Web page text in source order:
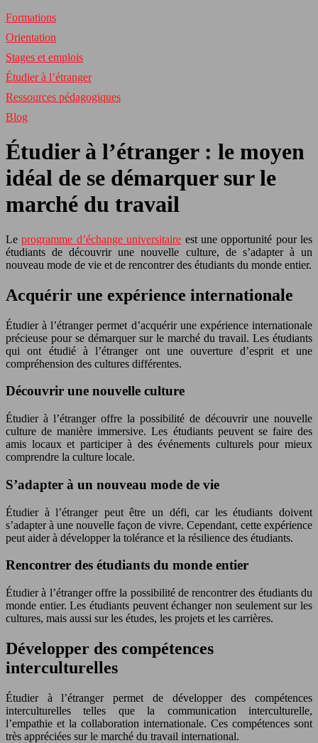
Formations
Orientation
Stages et emplois
Étudier à l’étranger
Ressources pédagogiques
Blog
Étudier à l’étranger : le moyen
idéal de se démarquer sur le
marché du travail
Leprogramme d’échange universitaire est une opportunité pour les
étudiants de découvrir une nouvelle culture, de s’adapter à un
nouveau mode de vie et de rencontrer des étudiants du monde entier.
Acquérir une expérience internationale
Étudier à l’étranger permet d’acquérir une expérience internationale
précieuse pour se démarquer sur le marché du travail. Les étudiants
qui ont étudié à l’étranger ont une ouverture d’esprit et une
compréhension des cultures différentes.
Découvrir une nouvelle culture
Étudier à l’étranger offre la possibilité de découvrir une nouvelle
culture de manière immersive. Les étudiants peuvent se faire des
amis locaux et participer à des événements culturels pour mieux
comprendre la culture locale.
S’adapter à un nouveau mode de vie
Étudier à l’étranger peut être un défi, car les étudiants doivent
s’adapter à une nouvelle façon de vivre. Cependant, cette expérience
peut aider à développer la tolérance et la résilience des étudiants.
Rencontrer des étudiants du monde entier
Étudier à l’étranger offre la possibilité de rencontrer des étudiants du
monde entier. Les étudiants peuvent échanger non seulement sur les
cultures, mais aussi sur les études, les projets et les carrières.
Développer des compétences
interculturelles
Étudier à l’étranger permet de développer des compétences
interculturelles telles que la communication interculturelle,
l’empathie et la collaboration internationale. Ces compétences sont
très appréciées sur le marché du travail international.